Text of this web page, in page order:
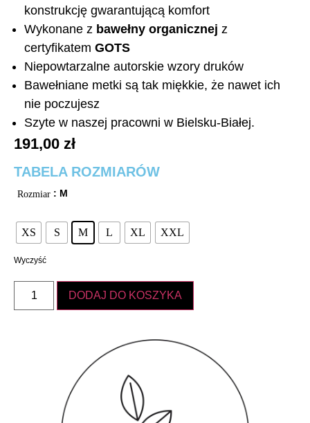
konstrukcję gwarantującą komfort
Wykonane z bawełny organicznej z
certyfikatem GOTS
Niepowtarzalne autorskie wzory druków
Bawełniane metki są tak miękkie, że nawet ich
nie poczujesz
Szyte w naszej pracowni w Bielsku-Białej.
191,00 zł
TABELA ROZMIARÓW
Rozmiar : M
XS S M L XL XXL
Wyczyść
DODAJ DO KOSZYKA